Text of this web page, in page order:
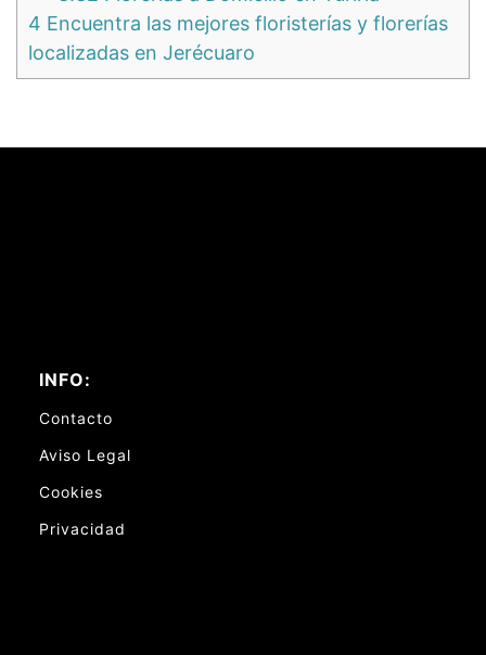
4 Encuentra las mejores floristerías y florerías
localizadas en Jerécuaro
INFO:
Contacto
Aviso Legal
Cookies
Privacidad